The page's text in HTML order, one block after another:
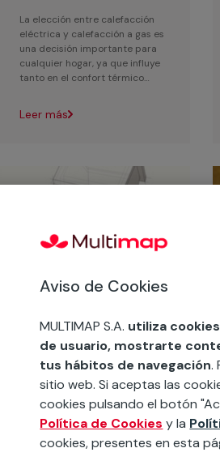
La elección entre calefacción
eléctrica y calefacción a gas es
una decisión importante para
cualquier hogar, ya que influye
tanto en el confort térmico
Leer más
Calefacción
geotérmica: una
solución eficiente y
sostenible
La calefacción geotérmica se
está convirtiendo rápidamente
aquellos que buscan una forma
Aviso de Cookies
MULTIMAP S.A. utiliza
de usuario, mostrarte
tus hábitos de navegación.
sitio web. Si aceptas las
cookies pulsando el botón
Política de Cookies y la
cookies, presentes en esta